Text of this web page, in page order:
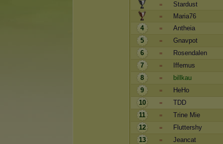
= Stardust
=
Maria76
4
=
Antheia
5
=
Gnavpot
6
=
Rosendalen
7
=
Iffemus
8
=
billkau
9
=
HeHo
10
=
TDD
11
=
Trine Mie
12
=
Fluttershy
13
=
Jeancat